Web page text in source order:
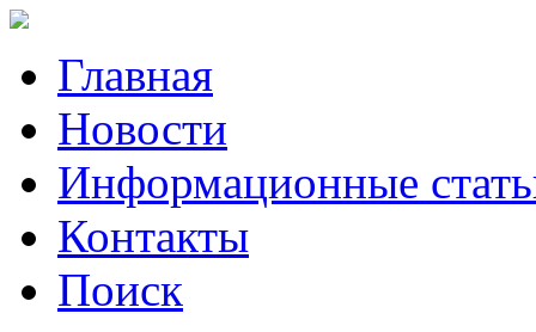
Главная
Новости
Информационные
Контакты
Поиск